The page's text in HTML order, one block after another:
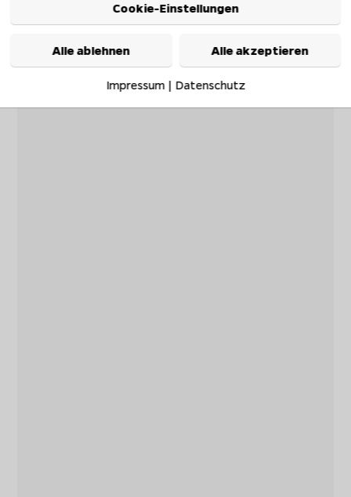
Cookie-Einstellungen
Alle ablehnen Alle akzeptieren
Impressum| Datenschutz